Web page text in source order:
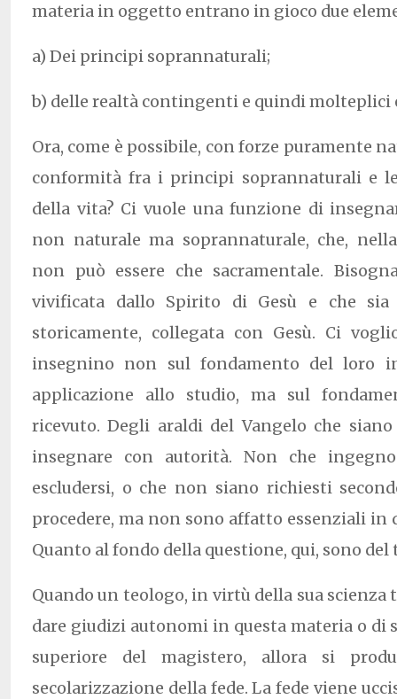
materia in oggetto entrano in gioco due
a) Dei principi soprannaturali;
b) delle realtà contingenti e quindi molteplici
Ora, come è possibile, con forze puramente
conformità fra i principi soprannaturali e
della vita? Ci vuole una funzione di
non naturale ma soprannaturale, che,
non può essere che sacramentale.
vivificata dallo Spirito di Gesù e che sia
storicamente, collegata con Gesù. Ci
insegnino non sul fondamento del loro
applicazione allo studio, ma sul
ricevuto. Degli araldi del Vangelo che
insegnare con autorità. Non che
escludersi, o che non siano richiesti
procedere, ma non sono affatto essenziali in
Quanto al fondo della questione, qui, sono
Quando un teologo, in virtù della sua scienza
dare giudizi autonomi in questa materia o di
superiore del magistero, allora si
secolarizzazione della fede. La fede viene